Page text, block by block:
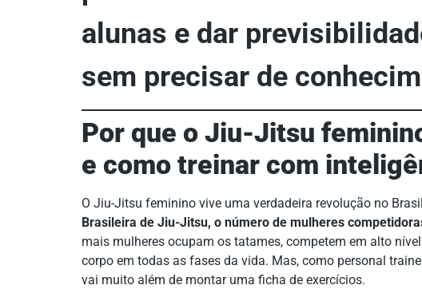
alunas e dar
sem precisar de
Por que o Jiu-Jitsu
e como treinar com
O Jiu-Jitsu feminino vive uma verdadeira revolução no
Brasileira de Jiu-Jitsu, o número de mulheres
mais mulheres ocupam os tatames, competem em alto
corpo em todas as fases da vida. Mas, como personal
vai muito além de montar uma ficha de exercícios.